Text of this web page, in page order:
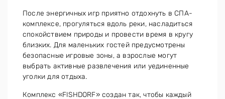
После энергичных игр приятно отдохнуть в СПА-
комплексе, прогуляться вдоль реки, насладиться
спокойствием природы и провести время в кругу
близких. Для маленьких гостей предусмотрены
безопасные игровые зоны, а взрослые могут
выбрать активные развлечения или уединенные
уголки для отдыха.
Комплекс «FISHDORF» создан так, чтобы каждый